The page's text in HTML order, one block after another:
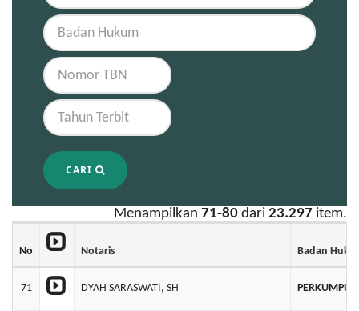
CARI
Menampilkan 71-80 dari 23.297 item.
No Notaris Badan
71 DYAH SARASWATI, SH